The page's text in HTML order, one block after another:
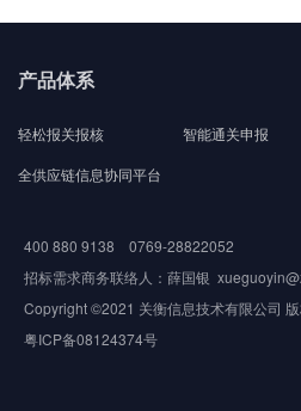
产品体系
轻松报关报核 智能通关申报
全供应链信息协同平台
400 880 9138 0769-28822052
招标需求商务联络人：薛国银
Copyright ©2021 关衡信息技术有限公司
粤ICP备08124374号